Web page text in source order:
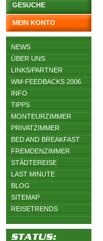
GESUCHE
MEIN KONTO
NEWS
ÜBER UNS
LINKS/PARTNER
WM-FEEDBACKS 2006
INFO
TIPPS
MONTEURZIMMER
PRIVATZIMMER
BED AND BREAKFAST
FREMDENZIMMER
STÄDTEREISE
LAST MINUTE
BLOG
SITEMAP
REISETRENDS